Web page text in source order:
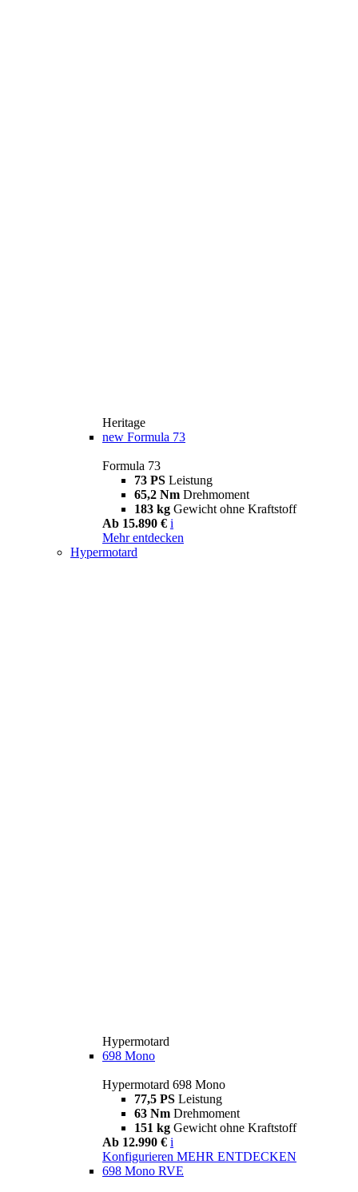
Heritage
new Formula 73
Formula 73
73 PS Leistung
65,2 Nm Drehmoment
183 kg Gewicht ohne Kraftstoff
Ab 15.890 € i
Mehr entdecken
Hypermotard
Hypermotard
698 Mono
Hypermotard 698 Mono
77,5 PS Leistung
63 Nm Drehmoment
151 kg Gewicht ohne Kraftstoff
Ab 12.990 € i
Konfigurieren MEHR ENTDECKEN
698 Mono RVE